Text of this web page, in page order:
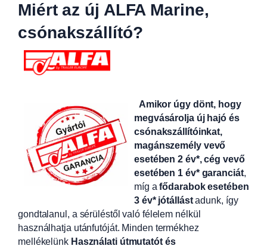
Miért az új ALFA Marine,
csónakszállító?
Amikor úgy dönt, hogy
megvásárolja új hajó és
csónakszállítóinkat,
magánszemély vevő
esetében 2 év*, cég vevő
esetében 1 év* garanciát,
míg afődarabok esetében
3 év* jótállástadunk, így
gondtalanul, a sérüléstől való félelem nélkül
használhatja utánfutóját. Minden termékhez
mellékelünk Használati útmutatót és